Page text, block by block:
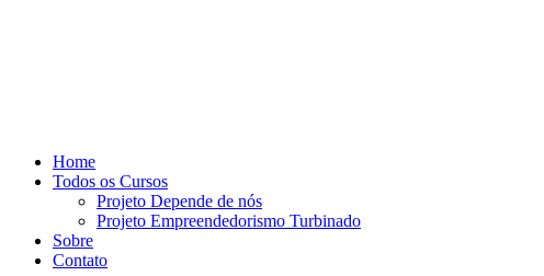
Home
Todos os Cursos
Projeto Depende de nós
Projeto Empreendedorismo Turbinado
Sobre
Contato